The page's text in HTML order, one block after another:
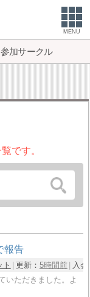
MENU
参加サークル
です。
報告
ト 更新： 5時間前
入
ただきました。よ